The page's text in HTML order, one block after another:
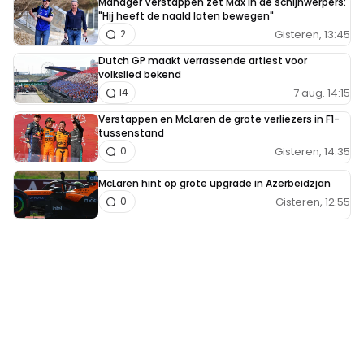
"Hij heeft de naald laten bewegen"
Gisteren, 13:45
2
Dutch GP maakt verrassende artiest voor
volkslied bekend
7 aug. 14:15
14
Verstappen en McLaren de grote verliezers in F1-
tussenstand
Gisteren, 14:35
0
McLaren hint op grote upgrade in Azerbeidzjan
Gisteren, 12:55
0